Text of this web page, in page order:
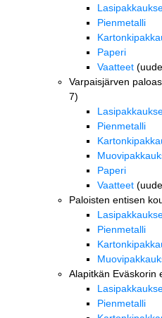
Pienmetalli
Paperi
Vaatteet
Varpaisjärven
7)
Pienmetalli
Paperi
Vaatteet
Paloisten entisen
Pienmetalli
Alapitkän Eväskorin
Pienmetalli